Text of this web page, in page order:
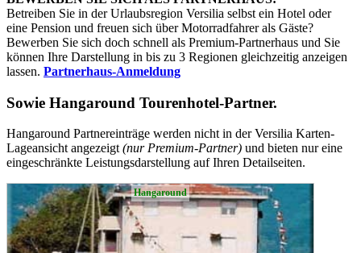
Betreiben Sie in der Urlaubsregion Versilia selbst ein Hotel oder
eine Pension und freuen sich über Motorradfahrer als Gäste?
Bewerben Sie sich doch schnell als Premium-Partnerhaus und Sie
können Ihre Darstellung in bis zu 3 Regionen gleichzeitig anzeigen
lassen. Partnerhaus-Anmeldung
Sowie Hangaround Tourenhotel-Partner.
Hangaround Partnereinträge werden nicht in der Versilia Karten-
Lageansicht angezeigt (nur Premium-Partner) und bieten nur eine
eingeschränkte Leistungsdarstellung auf Ihren Detailseiten.
Hangaround